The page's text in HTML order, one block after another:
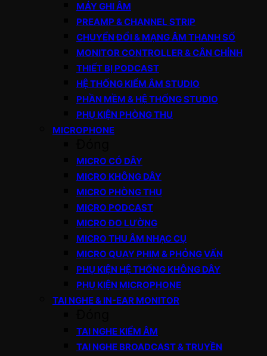
MÁY GHI ÂM
PREAMP & CHANNEL STRIP
CHUYỂN ĐỔI & MẠNG ÂM THANH SỐ
MONITOR CONTROLLER & CÂN CHỈNH
THIẾT BỊ PODCAST
HỆ THỐNG KIỂM ÂM STUDIO
PHẦN MỀM & HỆ THỐNG STUDIO
PHỤ KIỆN PHÒNG THU
MICROPHONE
MICRO CÓ DÂY
MICRO KHÔNG DÂY
MICRO PHÒNG THU
MICRO PODCAST
MICRO ĐO LƯỜNG
MICRO THU ÂM NHẠC CỤ
MICRO QUAY PHIM & PHỎNG VẤN
PHỤ KIỆN HỆ THỐNG KHÔNG DÂY
PHỤ KIỆN MICROPHONE
TAI NGHE & IN-EAR MONITOR
TAI NGHE KIỂM ÂM
TAI NGHE BROADCAST & TRUYỀN